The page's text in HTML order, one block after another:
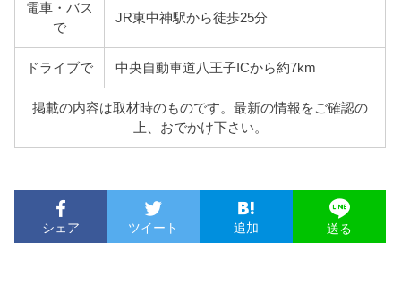
電車・バス
で
JR東中神駅から徒歩25分
ドライブで 中央自動車道八王子ICから約7km
掲載の内容は取材時のものです。最新の情報をご確認の
上、おでかけ下さい。
シェア ツイート 追加 送る